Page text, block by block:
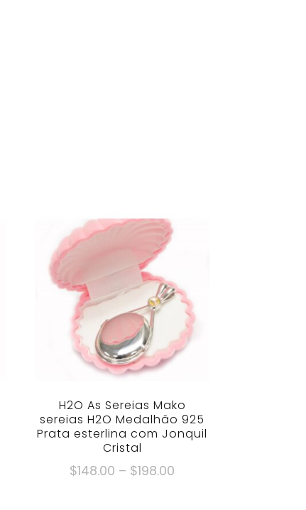
H2O As Sereias Mako
sereias H2O Medalhão 925
Prata esterlina com Jonquil
Cristal
$148.00 – $198.00